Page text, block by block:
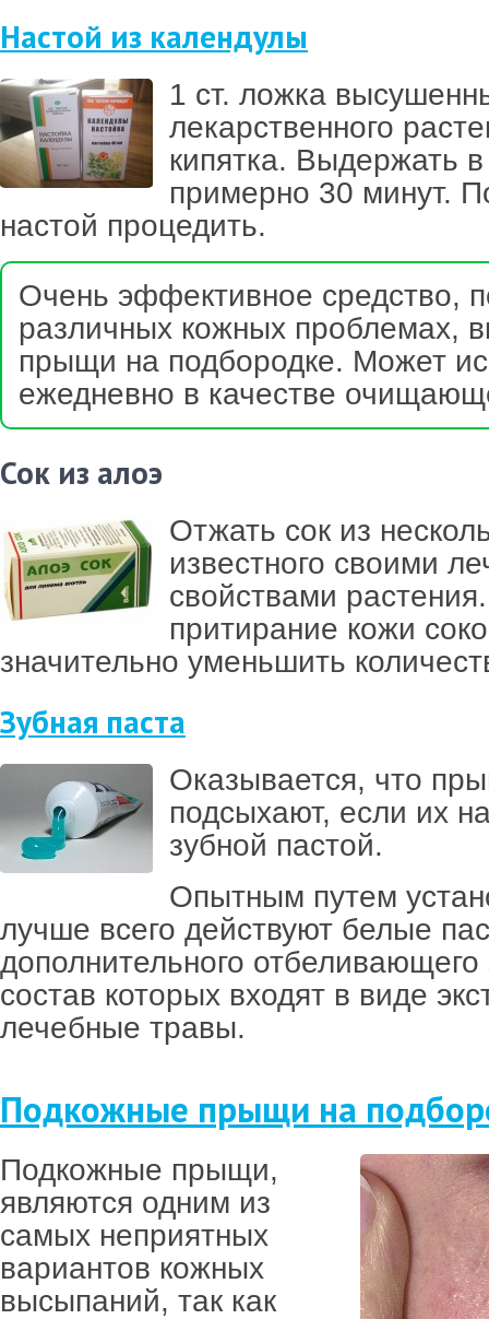
Настой из календулы
1 ст. ложка
лекарственного
кипятка. Выдержать
примерно 30 минут.
настой процедить.
Очень эффективное средство,
различных кожных проблемах,
прыщи на подбородке. Может
ежедневно в качестве
Сок из алоэ
Отжать сок из
известного своими
свойствами
притирание кожи
значительно уменьшить
Зубная паста
Оказывается, что
подсыхают, если их
зубной пастой.
Опытным путем
лучше всего действуют белые
дополнительного
состав которых входят в виде
лечебные травы.
Подкожные прыщи на
Подкожные прыщи,
являются одним из
самых неприятных
вариантов кожных
высыпаний, так как